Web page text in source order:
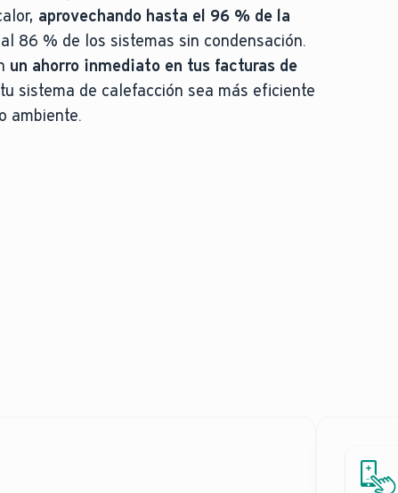
aprovechando hasta el 96 % de la
86 % de los sistemas sin condensación.
un ahorro inmediato en tus facturas de
sistema de calefacción sea más eficiente
ambiente.